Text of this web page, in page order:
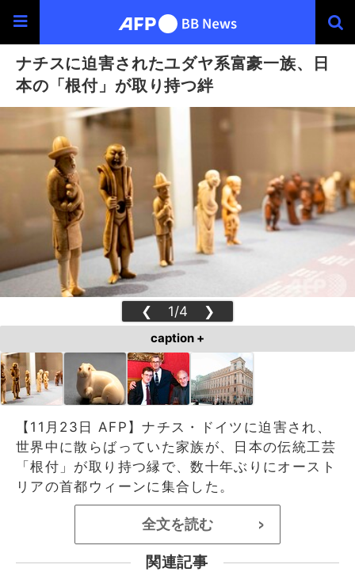
ナチスに迫害されたユダヤ系富豪一族、日
本の「根付」が取り持つ絆
❮ 1/4 ❯
caption +
【11月23日 AFP】ナチス・ドイツに迫害され、
世界中に散らばっていた家族が、日本の伝統工芸
「根付」が取り持つ縁で、数十年ぶりにオースト
リアの首都ウィーンに集合した。
全文を読む >
関連記事